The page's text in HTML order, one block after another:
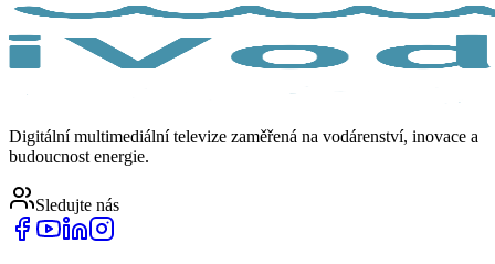
Digitální multimediální televize zaměřená na vodárenství, inovace a
budoucnost energie.
Sledujte nás